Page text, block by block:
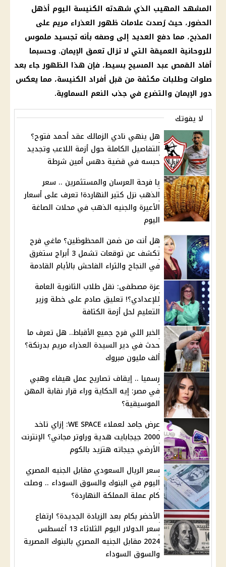
المشهد المهيب الذي شهدته الكنيسة اليوم أذهل
الحضور، حيث رُصدت علامات ظهور العذراء مريم على
المذبح، مما دفع العديد إلى وصفه بأنه تجسيد ملموس
للروحانية العميقة التي لا تزال تعمق الإيمان. وحسبما
أفاد القمص عبد المسيح بسيط، فإن هذا الظهور جاء بعد
صلوات وطلبات مكثفة من قبل أفراد الكنيسة، مما يعكس
دور الإيمان والتضرع في جذب النعم السماوية.
لا يفوتك
هل ينهي نادي الزمالك عقد أحمد فتوح؟
التفاصيل الكاملة حول أزمة اللاعب وتجديد
حبسه في قضية دهس أمين شرطة
يا فرحة العرسان والمستثمرين .. سعر
الذهب نزل كتير النهاردة! تعرف على أسعار
الأعيرة والجنيه الذهب في محلات الصاغة
اليوم
هل أنت من ضمن المحظوظين؟ ماغي فرح
تكشف عن توقعات تشمل 3 أبراج ستغرق
في النجاح والثراء الفاحش بالأيام القادمة
عزة مصطفى: نقل طلاب الثانوية العامة
للإعدادي؟! تعليق صادم على خطة وزير
التعليم لحل أزمة الكثافة
الخبر اللي فرح جميع الأقباط.. هل تعرف ما
حدث في دير السيدة العذراء مريم بدرنكة؟
ألف مليون مبروك
رسميا .. إيقاف تصاريح عمل هيفاء وهبي
في مصر: إيه الحكاية وراء قرار نقابة المهن
الموسيقية؟
عرض جامد لعملاء WE SPACE: إزاي تاخد
2000 جيجابايت هدية وراوتر مجاني؟ الإنترنت
الأرضي جيجاته هتزيد بالكوم
سعر الريال السعودي مقابل الجنيه المصري
اليوم في البنوك والسوق السوداء .. وصلت
كام عملة المملكة النهاردة؟
الأخضر بكام بعد الزيادة الجديدة؟ ارتفاع
سعر الدولار اليوم الثلاثاء 13 أغسطس
2024 مقابل الجنيه المصري بالبنوك المصرية
والسوق السوداء